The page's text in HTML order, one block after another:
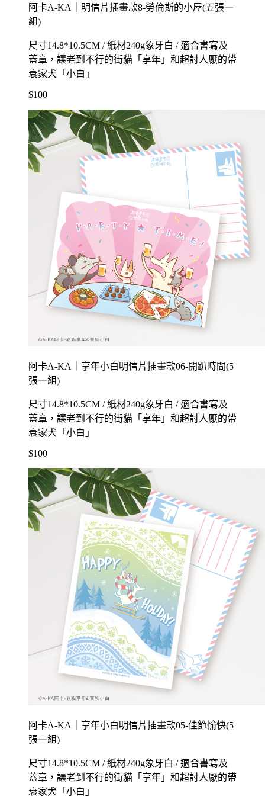
阿卡A-KA｜明信片插畫款8-勞倫斯的小屋(五張一
組)
尺寸14.8*10.5CM / 紙材240g象牙白 / 適合書寫及
蓋章，讓老到不行的街貓「享年」和超討人厭的帶
衰家犬「小白」
$100
阿卡A-KA｜享年小白明信片插畫款06-開趴時間(5
張一組)
尺寸14.8*10.5CM / 紙材240g象牙白 / 適合書寫及
蓋章，讓老到不行的街貓「享年」和超討人厭的帶
衰家犬「小白」
$100
阿卡A-KA｜享年小白明信片插畫款05-佳節愉快(5
張一組)
尺寸14.8*10.5CM / 紙材240g象牙白 / 適合書寫及
蓋章，讓老到不行的街貓「享年」和超討人厭的帶
衰家犬「小白」